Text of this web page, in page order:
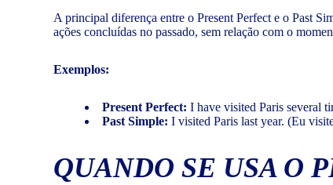
A principal diferença entre o Present Perfect e o Past
ações concluídas no passado, sem relação com o
Exemplos:
Present Perfect: I have visited Paris several
Past Simple: I visited Paris last year. (Eu
QUANDO SE USA O